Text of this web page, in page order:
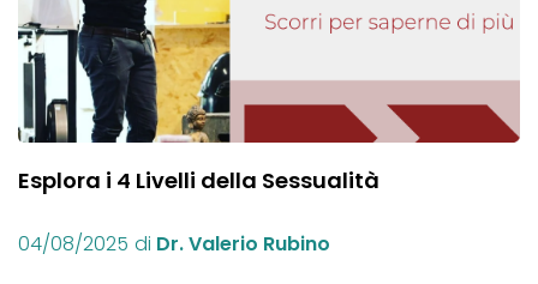
Esplora i 4 Livelli della Sessualità
04/08/2025 di Dr. Valerio Rubino